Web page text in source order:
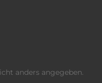
anders angegeben.